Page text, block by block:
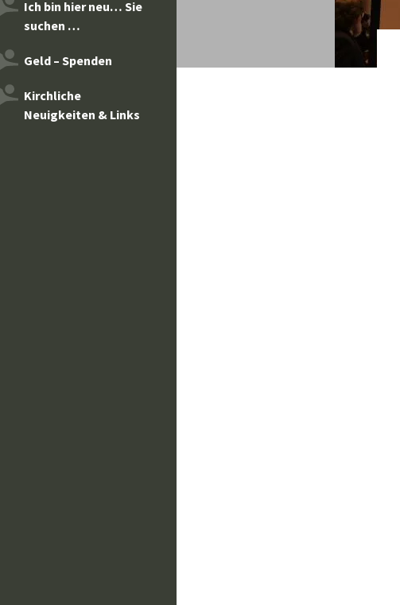
Ich bin hier neu… Sie
suchen …
Geld – Spenden
Kirchliche
Neuigkeiten & Links